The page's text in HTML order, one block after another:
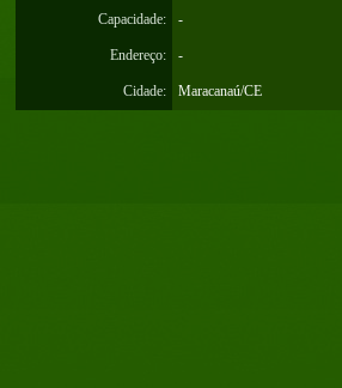
Capacidade: -
Endereço: -
Cidade: Maracanaú/CE